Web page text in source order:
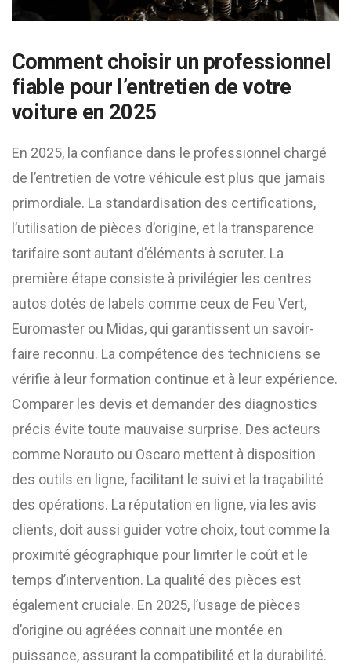
Comment choisir un professionnel
fiable pour l’entretien de votre
voiture en 2025
En 2025, la confiance dans le professionnel chargé
de l’entretien de votre véhicule est plus que jamais
primordiale. La standardisation des certifications,
l’utilisation de pièces d’origine, et la transparence
tarifaire sont autant d’éléments à scruter. La
première étape consiste à privilégier les centres
autos dotés de labels comme ceux de Feu Vert,
Euromaster ou Midas, qui garantissent un savoir-
faire reconnu. La compétence des techniciens se
vérifie à leur formation continue et à leur expérience.
Comparer les devis et demander des diagnostics
précis évite toute mauvaise surprise. Des acteurs
comme Norauto ou Oscaro mettent à disposition
des outils en ligne, facilitant le suivi et la traçabilité
des opérations. La réputation en ligne, via les avis
clients, doit aussi guider votre choix, tout comme la
proximité géographique pour limiter le coût et le
temps d’intervention. La qualité des pièces est
également cruciale. En 2025, l’usage de pièces
d’origine ou agréées connait une montée en
puissance, assurant la compatibilité et la durabilité.